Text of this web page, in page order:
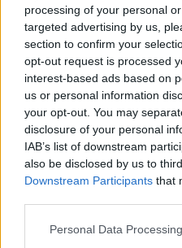
processing of your personal
targeted advertising by us,
section to confirm your
opt-out request is processed
interest-based ads based on
us or personal information
your opt-out. You may
disclosure of your personal
IAB’s list of downstream
also be disclosed by us to
Downstream Participants that
Personal Data
Les évaluations de cette
eux-mêmes ; ces avis sont
adaptés afin de répondre à
l’évaluation d’un
partager des évaluations, il
des connaissances
reflètent seulement une
aux utilisateurs et pas celle
N’oubliez-pas que les
individus et que pour tout avis
contact avec votre médecin ou